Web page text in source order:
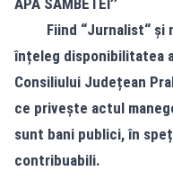
APA SÂMBETEI’’
Fiind “Jurnalist“ și
înțeleg disponibilitatea
Consiliului Județean
ce privește actul
sunt bani publici, în
contribuabili.